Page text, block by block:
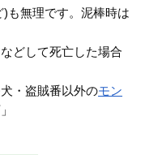
も無理です。泥棒時は
どして死亡した場合
・盗賊番以外のモン